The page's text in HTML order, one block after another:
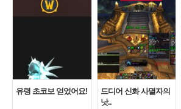
유령 초코보 얻었어요!
드디어 신화 사멸자의
낫..